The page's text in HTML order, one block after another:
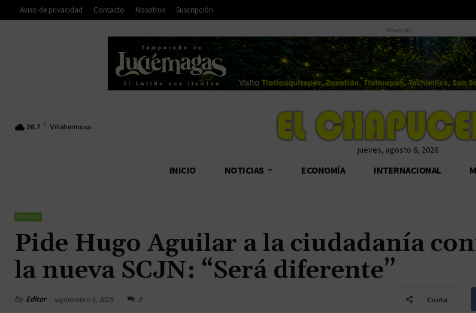
Aviso de privacidad Contacto Nosotros Suscripción
- Anuncio -
26.7 C Villahermosa
jueves, agosto 6, 2026
INICIO NOTICIAS ECONOMÍA INTERNACIONAL
MÉXICO
Pide Hugo Aguilar a la ciudadanía
la nueva SCJN: “Será diferente”
By Editor septiembre 1, 2025 0 Cuota